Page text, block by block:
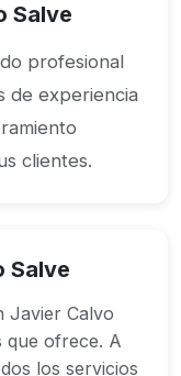
Salve
profesional
de experiencia
clientes.
Salve
Javier Calvo
que ofrece. A
los servicios